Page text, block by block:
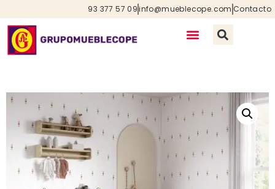
93 377 57 09info@mueblecope.com Contacto